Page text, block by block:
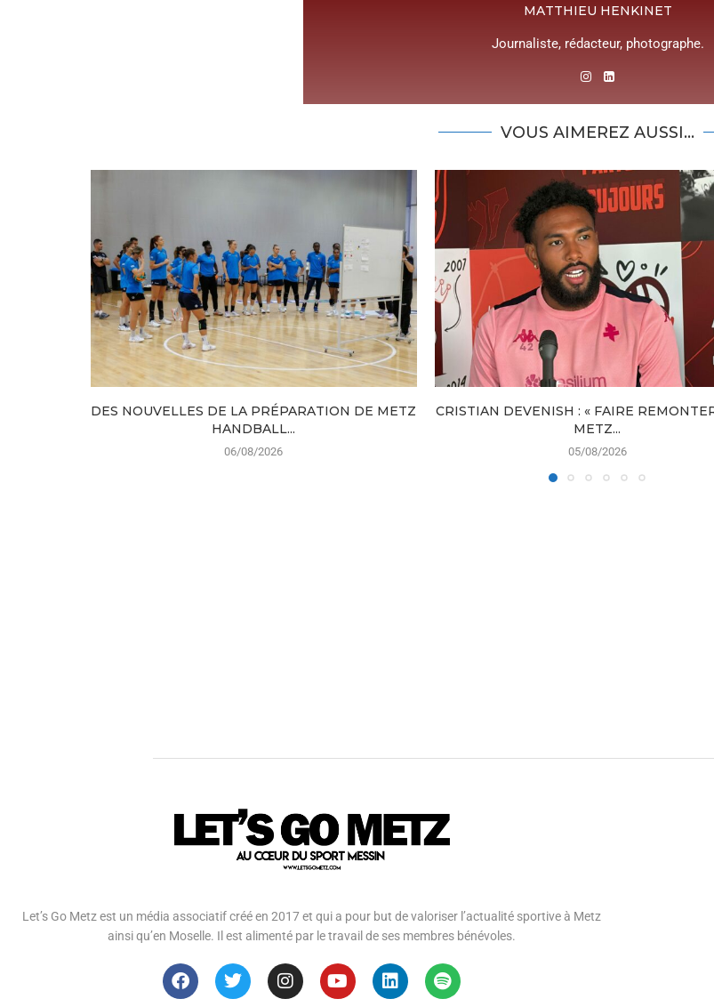
MATTHIEU HENKINET
Journaliste, rédacteur, photographe.
VOUS AIMEREZ AUSSI...
DES NOUVELLES DE LA PRÉPARATION DE METZ
HANDBALL...
06/08/2026
CRISTIAN DEVENISH : « FAIRE
METZ...
05/08/2026
Let’s Go Metz est un média associatif créé en 2017 et qui a pour but de valoriser l’actualité sportive à Metz
ainsi qu’en Moselle. Il est alimenté par le travail de ses membres bénévoles.